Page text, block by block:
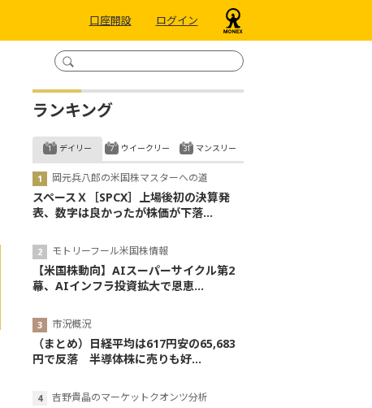
口座開設 ログイン
ランキング
デイリー
岡元兵八郎の米国株マスターへの道
スペースＸ［SPCX］上場後初の決算発
表、数字は良かったが株価が下落...
モトリーフール米国株情報
【米国株動向】AIスーパーサイクル第2
幕、AIインフラ投資拡大で恩恵...
市況概況
（まとめ）日経平均は617円安の65,683
円で反落 半導体株に売りも好...
吉野貴晶のマーケットクオンツ分析
ウイークリー マンスリー